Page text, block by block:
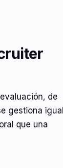
de
gestiona igual
que una